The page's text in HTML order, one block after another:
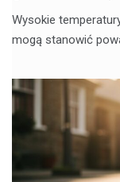
Wysokie
mogą stanowić